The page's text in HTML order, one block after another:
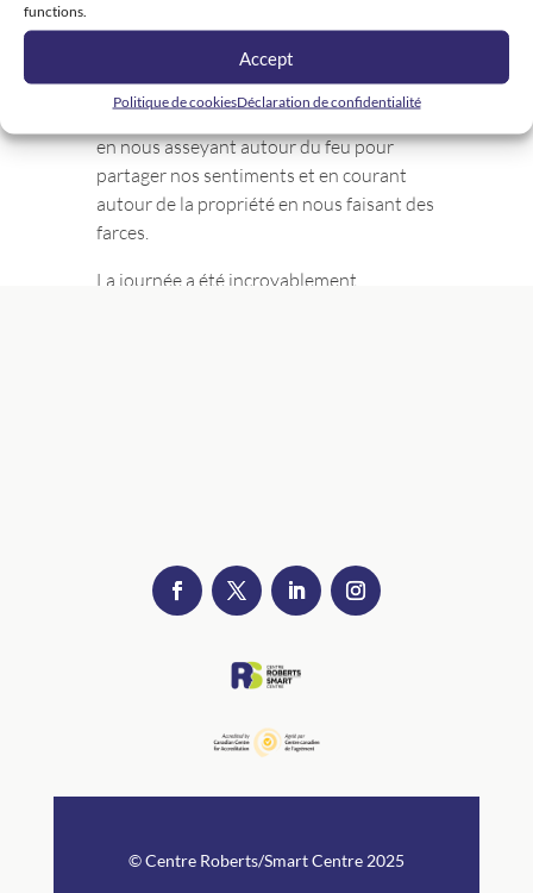
functions.
Accept
Politique de cookiesDéclaration de confidentialité
Nous avons terminé la journée en
pêchant, en apprenant à pêcher au filet,
en nous asseyant autour du feu pour
partager nos sentiments et en courant
autour de la propriété en nous faisant des
farces.
La journée a été incroyablement
© Centre Roberts/Smart Centre 2025